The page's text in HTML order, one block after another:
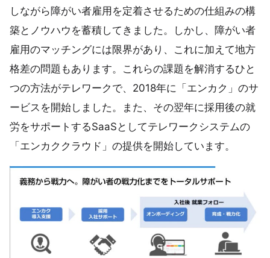
しながら障がい者雇用を定着させるための仕組みの構
築とノウハウを蓄積してきました。しかし、障がい者
雇用のマッチングには限界があり、これに加えて地方
格差の問題もあります。これらの課題を解消するひと
つの方法がテレワークで、2018年に「エンカク」のサ
ービスを開始しました。また、その翌年に採用後の就
労をサポートするSaaSとしてテレワークシステムの
「エンカククラウド」の提供を開始しています。